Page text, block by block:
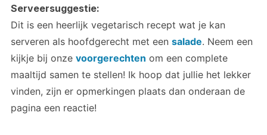
Serveersuggestie:
Dit is een heerlijk vegetarisch recept wat je kan
serveren als hoofdgerecht met een salade. Neem een
kijkje bij onze voorgerechten om een complete
maaltijd samen te stellen! Ik hoop dat jullie het lekker
vinden, zijn er opmerkingen plaats dan onderaan de
pagina een reactie!